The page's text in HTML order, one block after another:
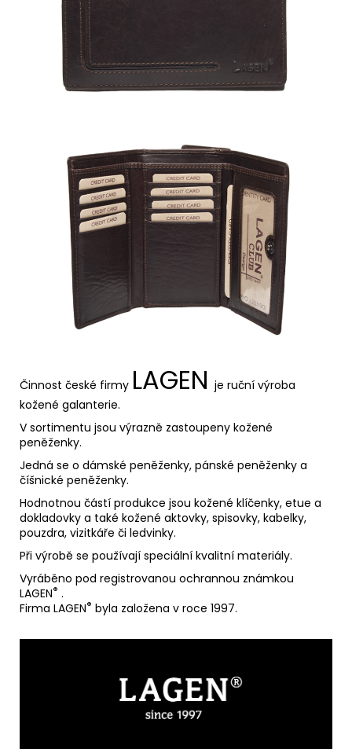
Činnost české firmy LAGEN je ruční výroba
kožené galanterie.
V sortimentu jsou výrazně zastoupeny kožené
peněženky.
Jedná se o dámské peněženky, pánské peněženky a
číšnické peněženky.
Hodnotnou částí produkce jsou kožené klíčenky, etue a
dokladovky a také kožené aktovky, spisovky, kabelky,
pouzdra, vizitkáře či ledvinky.
Při výrobě se používají speciální kvalitní materiály.
Vyráběno pod registrovanou ochrannou známkou
LAGEN® .
Firma LAGEN® byla založena v roce 1997.